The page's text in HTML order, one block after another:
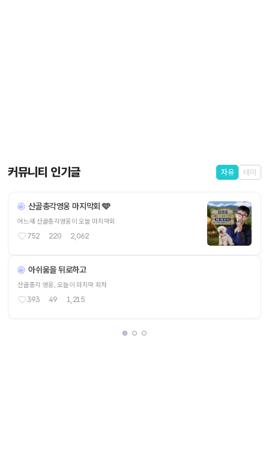
커뮤니티 인기글 자유 테마
산골총각영웅 마지막회 🩵
어느새 산골총각영웅이 오늘 마지막회
752 220 2,062
아쉬움을 뒤로하고
산골총각 영웅, 오늘이 마지막 회차
393 49 1,215